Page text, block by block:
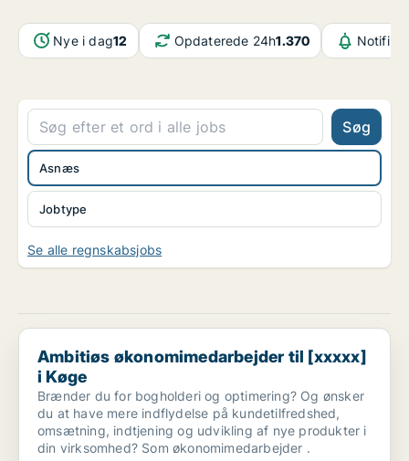
Nye i dag12 Opdaterede 24h1.370
Søg
Jobtype
Asnæs
Se alle regnskabsjobs
Ambitiøs økonomimedarbejder til [xxxxx] i Køge
Ambitiøs økonomimedarbejder til [xxxxx]
i Køge
Brænder du for bogholderi og optimering? Og ønsker
du at have mere indflydelse på kundetilfredshed,
omsætning, indtjening og udvikling af nye produkter i
din virksomhed? Som økonomimedarbejder .